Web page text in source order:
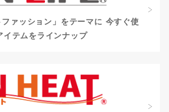
ファッション」をテーマに 今すぐ使
イテムをラインナップ